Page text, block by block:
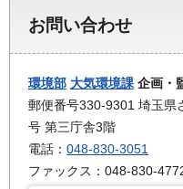
お問い合わせ
環境部 大気環境課 企画・
郵便番号330-9301 埼玉県
号 第三庁舎3階
電話： 048-830-3051
ファックス：048-830-